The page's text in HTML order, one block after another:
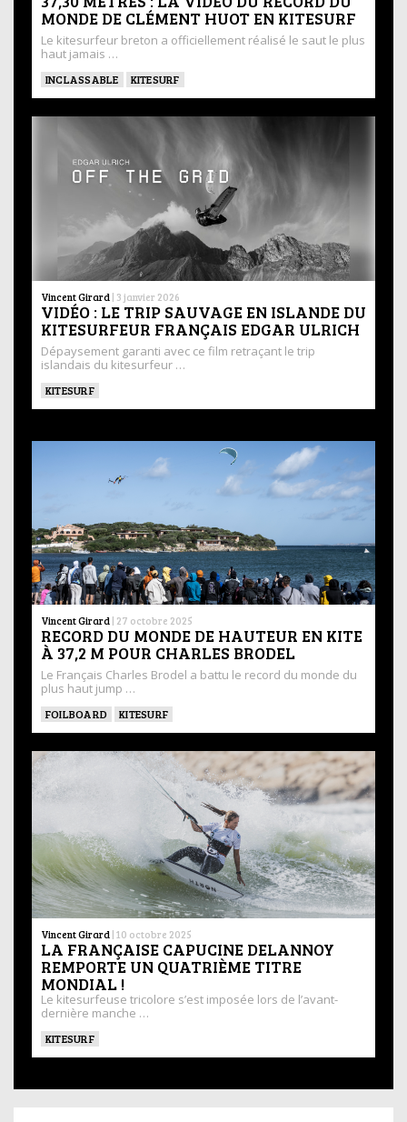
MONDE DE CLÉMENT HUOT EN KITESURF
Le kitesurfeur breton a officiellement réalisé le saut le plus
haut jamais …
INCLASSABLE KITESURF
Vincent Girard | 3 janvier 2026
VIDÉO : LE TRIP SAUVAGE EN ISLANDE DU
KITESURFEUR FRANÇAIS EDGAR ULRICH
Dépaysement garanti avec ce film retraçant le trip
islandais du kitesurfeur …
KITESURF
Vincent Girard | 27 octobre 2025
RECORD DU MONDE DE HAUTEUR EN KITE
À 37,2 M POUR CHARLES BRODEL
Le Français Charles Brodel a battu le record du monde du
plus haut jump …
FOILBOARD KITESURF
Vincent Girard | 10 octobre 2025
LA FRANÇAISE CAPUCINE DELANNOY
REMPORTE UN QUATRIÈME TITRE
MONDIAL !
Le kitesurfeuse tricolore s’est imposée lors de l’avant-
dernière manche …
KITESURF